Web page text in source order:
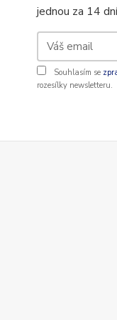
jednou za 14
Souhlasím se
rozesílky newsletteru.